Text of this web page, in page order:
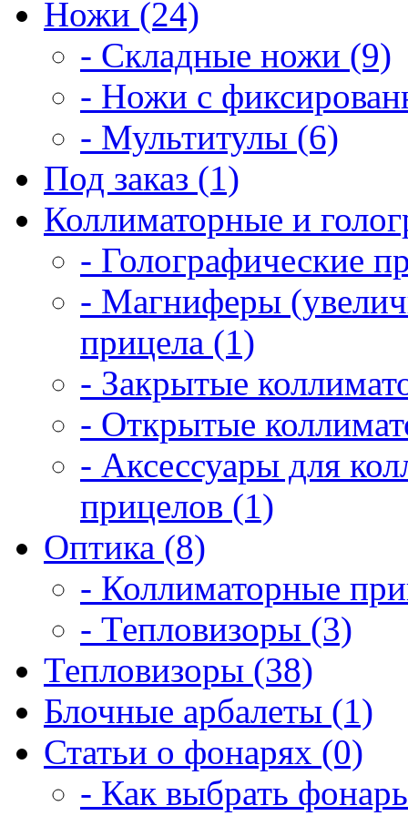
Ножи (24)
- Складные ножи (9)
- Ножи с
- Мультитулы (6)
Под заказ (1)
Коллиматорные и
- Голографические
- Магниферы
прицела (1)
- Закрытые
- Открытые
- Аксессуары для
прицелов (1)
Оптика (8)
- Коллиматорные
- Тепловизоры (3)
Тепловизоры (38)
Блочные арбалеты (1)
Статьи о фонарях (0)
- Как выбрать